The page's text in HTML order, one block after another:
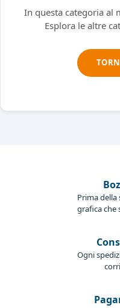
In questa categoria al
Esplora le altre
Prima
grafica che
Ogni